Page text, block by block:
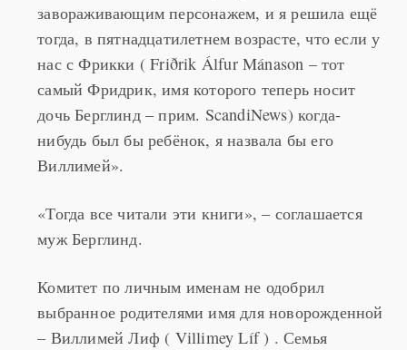
тогда, в пятнадцатилетнем возрасте, что если у
нас с Фрикки ( Friðrik Álfur Mánason – тот
самый Фридрик, имя которого теперь носит
дочь Берглинд – прим. ScandiNews) когда-
нибудь был бы ребёнок, я назвала бы его
Виллимей».
муж Берглинд.
выбранное родителями имя для новорожденной
– Виллимей Лиф ( Villimey Líf ) . Семья
трижды подавала апелляцию, но всякий раз